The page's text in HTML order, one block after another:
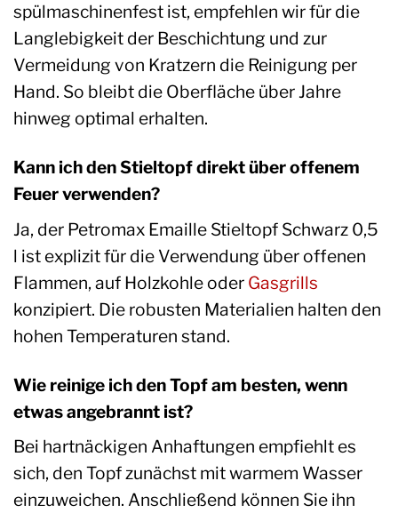
spülmaschinenfest ist, empfehlen wir für die
Langlebigkeit der Beschichtung und zur
Vermeidung von Kratzern die Reinigung per
Hand. So bleibt die Oberfläche über Jahre
hinweg optimal erhalten.
Kann ich den Stieltopf direkt über offenem
Feuer verwenden?
Ja, der Petromax Emaille Stieltopf Schwarz 0,5
l ist explizit für die Verwendung über offenen
Flammen, auf Holzkohle oder Gasgrills
konzipiert. Die robusten Materialien halten den
hohen Temperaturen stand.
Wie reinige ich den Topf am besten, wenn
etwas angebrannt ist?
Bei hartnäckigen Anhaftungen empfiehlt es
sich, den Topf zunächst mit warmem Wasser
einzuweichen. Anschließend können Sie ihn